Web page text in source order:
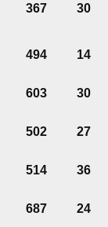
367 30
494 14
603 30
502 27
514 36
687 24